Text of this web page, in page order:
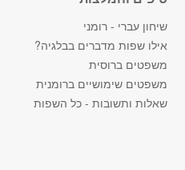
שיחון עברי - רומני
אילו שפות מדברים בבלגיה?
משפטים ברוסית
משפטים שימושיים ברומנית
שאלות ותשובות - כל השפות